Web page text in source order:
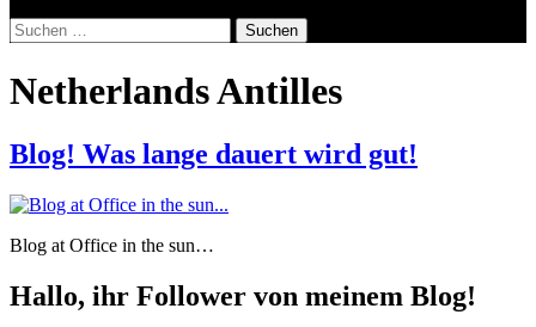
Suchen
nach:
Netherlands Antilles
Blog! Was lange dauert wird gut!
Blog at Office in the sun…
Hallo, ihr Follower von meinem Blog!